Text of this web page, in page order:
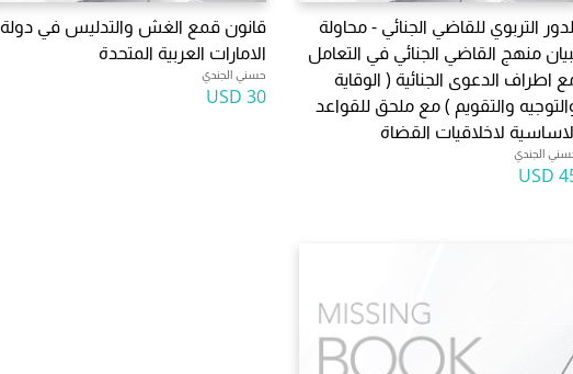
التربوي للقاضي الجنائي - محاولة
منهج القاضي الجنائي في التعامل
اطراف الدعوى الجنائية ( الوقاية
والتقويم ) مع ملحق للقواعد
لاخلاقيات القضاة
الجندي
45
قانون قمع الغش والتدليس في دولة
الامارات العربية المتحدة
حسني الجندي
30 USD